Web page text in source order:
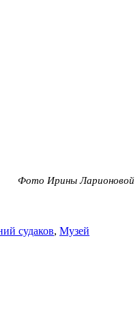
Фото Ирины Ларионовой
судаков, Музей